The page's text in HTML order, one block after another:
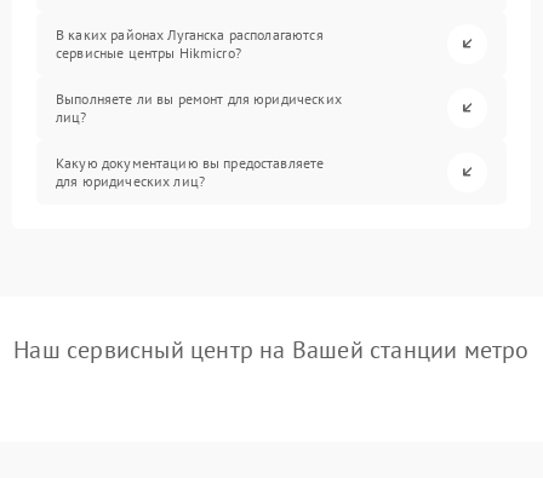
В каких районах Луганска располагаются
сервисные центры Hikmicro?
Выполняете ли вы ремонт для юридических
лиц?
Какую документацию вы предоставляете
для юридических лиц?
Наш сервисный центр на Вашей станции метро